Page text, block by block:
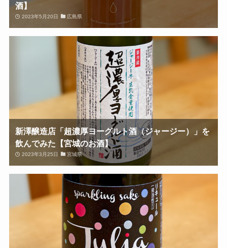
酒】
2023年5月20日 広島県
新澤醸造店「超濃厚ヨーグルト酒（ジャージー）」を
飲んでみた【宮城のお酒】
2023年3月25日 宮城県